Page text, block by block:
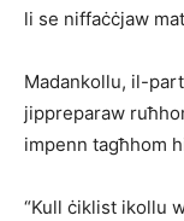
li se niffaċċjaw
Madankollu, il-
jippreparaw
impenn tagħhom
“Kull ċiklist ikollu